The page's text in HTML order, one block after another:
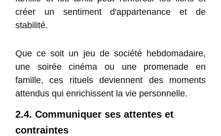
créer un sentiment d'appartenance et de
stabilité.
Que ce soit un jeu de société hebdomadaire,
une soirée cinéma ou une promenade en
famille, ces rituels deviennent des moments
attendus qui enrichissent la vie personnelle.
2.4. Communiquer ses attentes et
contraintes